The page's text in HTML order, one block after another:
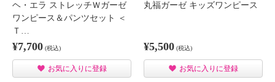
ヘ・エラ ストレッチＷガーゼ
ワンピース＆パンツセット ＜
Ｔ…
¥7,700 (税込)
お気に入りに登録
丸福ガーゼ キッズワンピース
¥5,500 (税込)
お気に入りに登録